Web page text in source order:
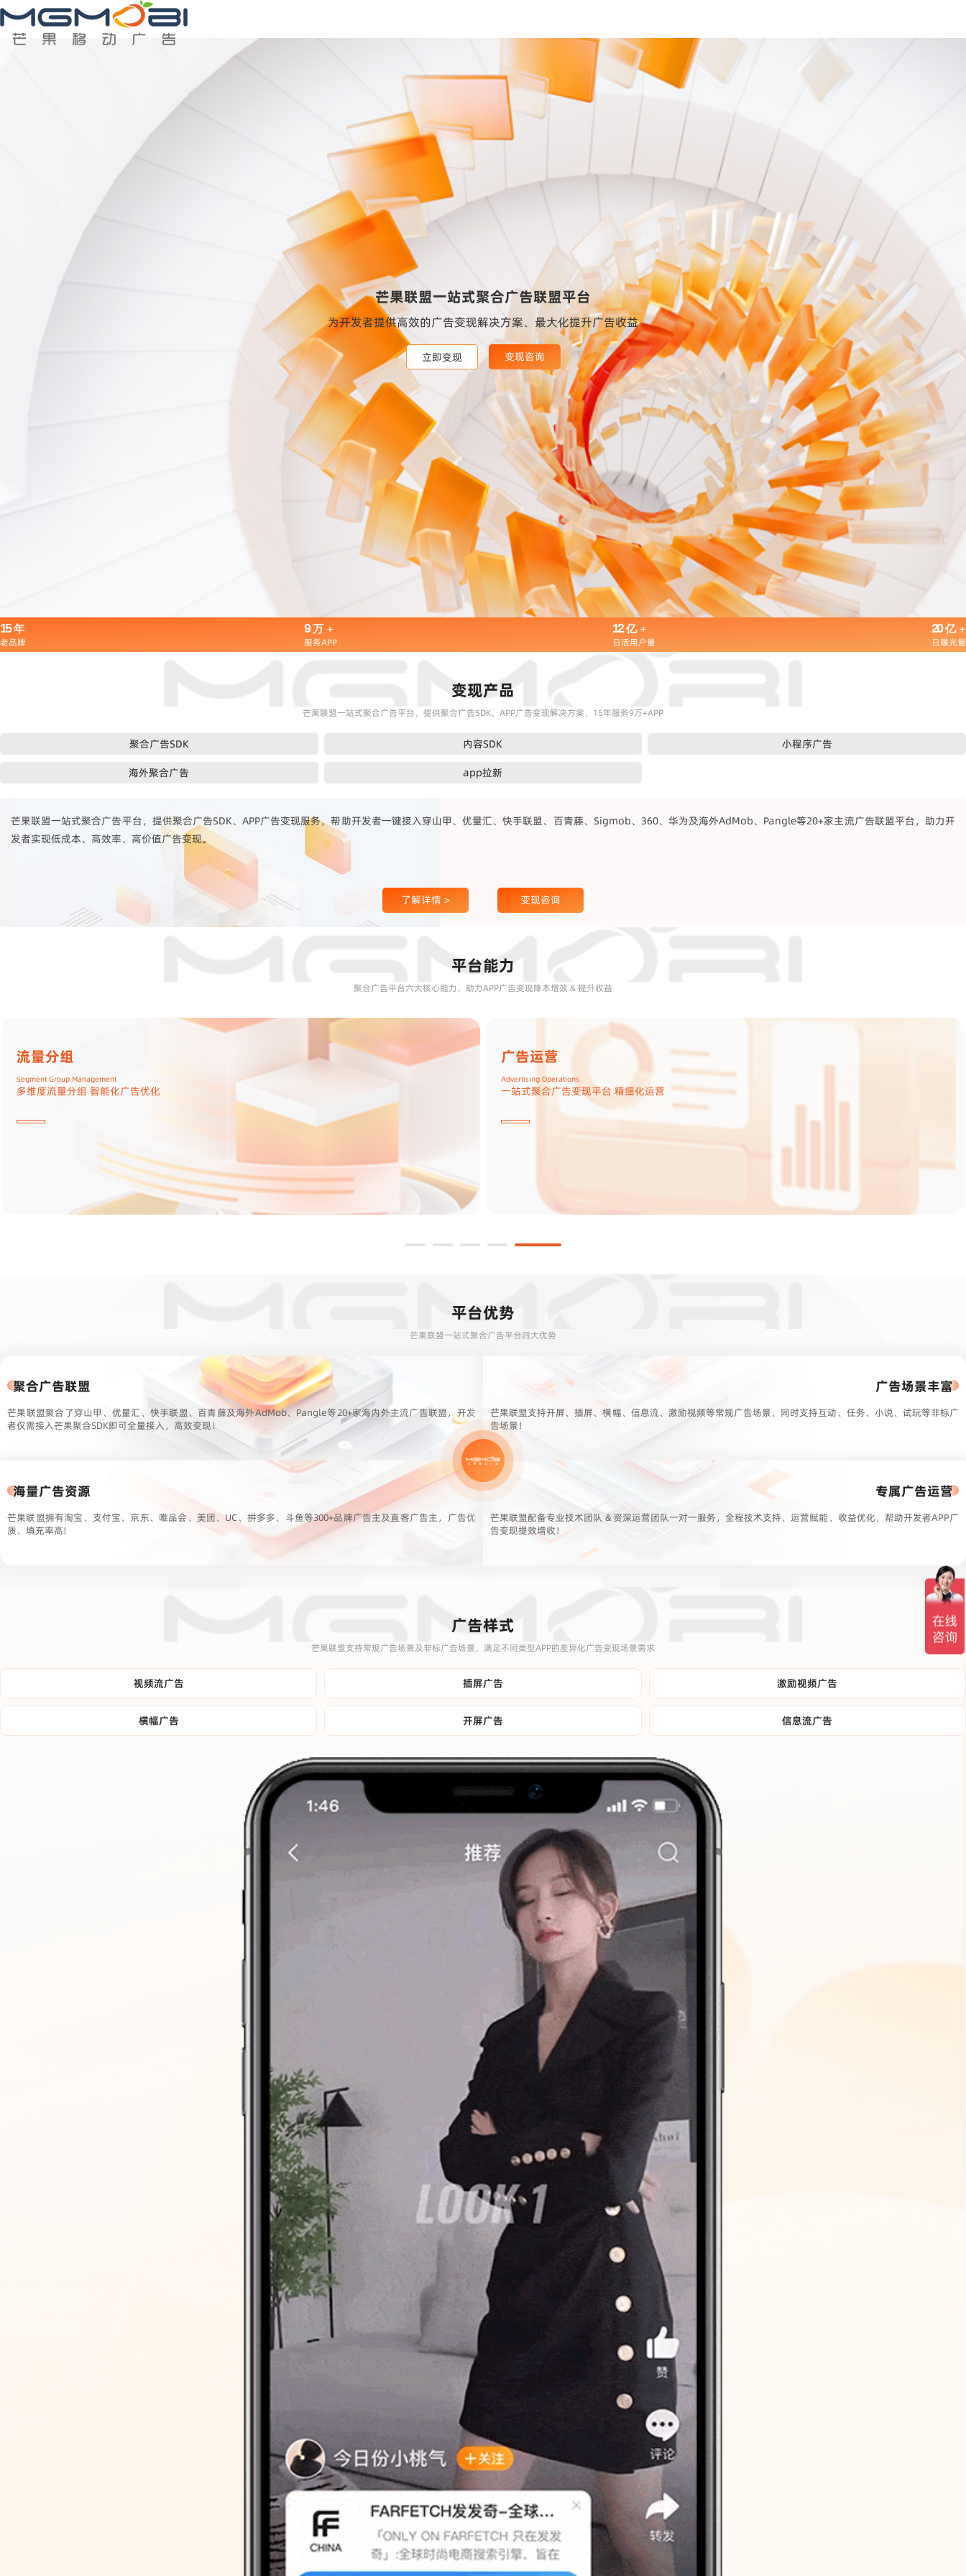
立即变现 变现咨询
芒果联盟一站式聚合广告联盟平台
为开发者提供高效的广告变现解决方案、最大化提升广告收益
立即变现 变现咨询
立即变现 变现咨询
15 年
老品牌
9 万 +
服务APP
12 亿 +
日活用户量
20 亿 +
日曝光量
变现产品
芒果联盟一站式聚合广告平台，提供聚合广告SDK、APP广告变现解决方案，15年服务9万+APP
聚合广告SDK 内容SDK
小程序广告
海外聚合广告
app拉新
芒果联盟一站式聚合广告平台，提供聚合广告SDK、APP广告变现服务，帮助开发者一键接入穿山甲、优量汇、快手联盟、百青藤、Sigmob、360、华为及海外AdMob、Pangle等20+家主流广告联盟平台，助力开
发者实现低成本、高效率、高价值广告变现。
了解详情 > 变现咨询
平台能力
聚合广告平台六大核心能力，助力APP广告变现降本增效 & 提升收益
头部竞价
Header Bidding
实时竞价 价高者获胜
广告分层
Waterfall Layering
底价分层 梯度询价
平台优势
芒果联盟一站式聚合广告平台四大优势
聚合广告联盟
芒果联盟聚合了穿山甲、优量汇、快手联盟、百青藤及海外AdMob、Pangle等20+家海内外主流广告联盟，开发
者仅需接入芒果聚合SDK即可全量接入，高效变现！
广告场景丰富
芒果联盟支持开屏、插屏、横幅、信息流、激励视频等常规广告场景，同时支持互动、任务、小说、试玩等非标广
告场景！
海量广告资源
芒果联盟拥有淘宝、支付宝、京东、唯品会、美团、UC、拼多多、斗鱼等300+品牌广告主及直客广告主，广告优
质、填充率高!
专属广告运营
芒果联盟配备专业技术团队 & 资深运营团队一对一服务，全程技术支持、运营赋能、收益优化，帮助开发者APP广
告变现提效增收！
广告样式
芒果联盟支持常规广告场景及非标广告场景，满足不同类型APP的差异化广告变现场景需求
视频流广告 插屏广告 激励视频广告
横幅广告 开屏广告 信息流广告